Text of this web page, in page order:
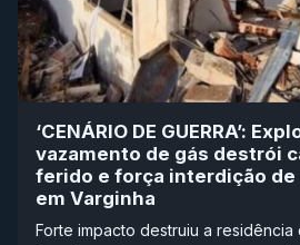
‘CENÁRIO DE GUERRA’:
vazamento de gás destrói
ferido e força interdição
em Varginha
Forte impacto destruiu a